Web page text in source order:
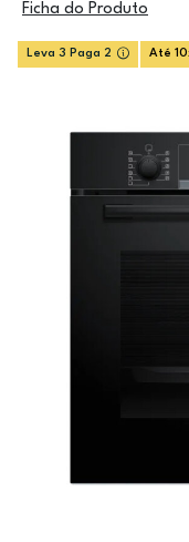
Ficha do Produto
Leva 3 Paga 2 Até